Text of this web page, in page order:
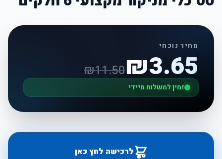
מחיר נוכחי
₪3.65
₪11.50
זמין למשלוח מיידי
לרכישה לחץ כאן